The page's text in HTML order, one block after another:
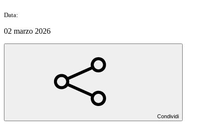
Data:
02 marzo 2026
Condividi